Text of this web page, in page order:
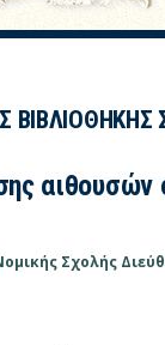
ΒΙΒΛΙΟΘΗΚΗΣ
Σχολής